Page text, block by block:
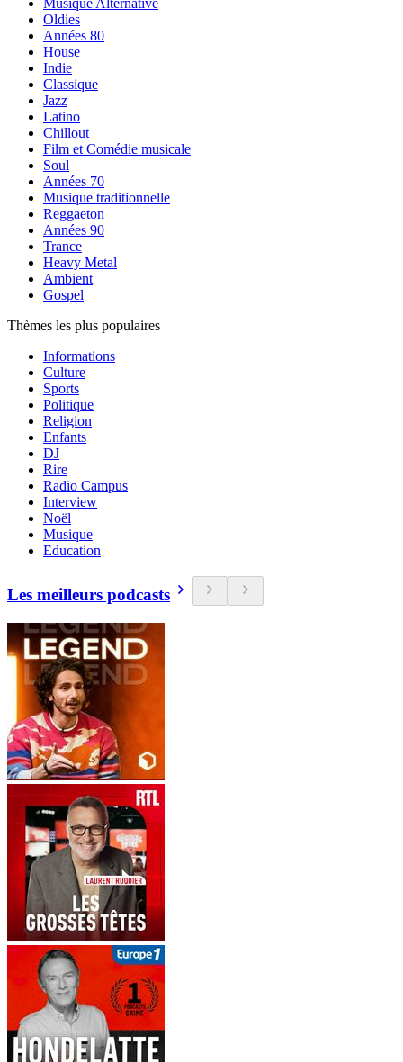
Musique Alternative
Oldies
Années 80
House
Indie
Classique
Jazz
Latino
Chillout
Film et Comédie musicale
Soul
Années 70
Musique traditionnelle
Reggaeton
Années 90
Trance
Heavy Metal
Ambient
Gospel
Thèmes les plus populaires
Informations
Culture
Sports
Politique
Religion
Enfants
DJ
Rire
Radio Campus
Interview
Noël
Musique
Education
Les meilleurs podcasts